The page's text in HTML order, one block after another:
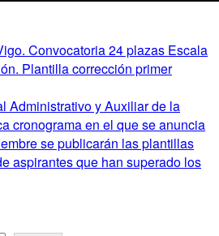
Convocatoria 24 plazas Escala
Plantilla corrección primer
Administrativo y Auxiliar de la
cronograma en el que se anuncia
se publicarán las plantillas
aspirantes que han superado los